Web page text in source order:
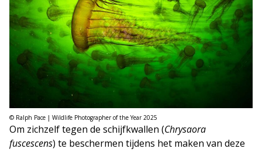
© Ralph Pace | Wildlife Photographer of the Year 2025
Om zichzelf tegen de schijfkwallen (Chrysaora
fuscescens) te beschermen tijdens het maken van deze